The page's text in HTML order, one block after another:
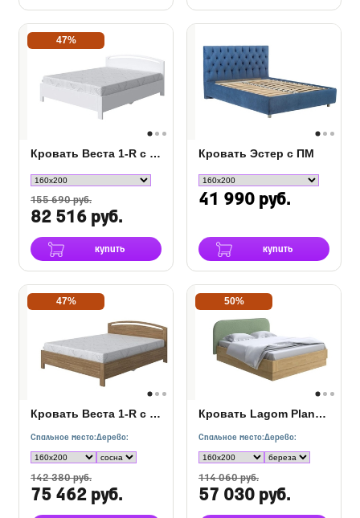
47%
Кровать Веста 1-R с подъемным механизмом (береза)
155 690 руб.
82 516 руб.
купить
Кровать Эстер с ПМ
41 990 руб.
купить
47%
Кровать Веста 1-R с подъемным механизмом (сосна)
Спальное место:Дерево:
142 380 руб.
75 462 руб.
50%
Кровать Lagom Plane Wood с подъемным механизмом
Спальное место:Дерево:
114 060 руб.
57 030 руб.